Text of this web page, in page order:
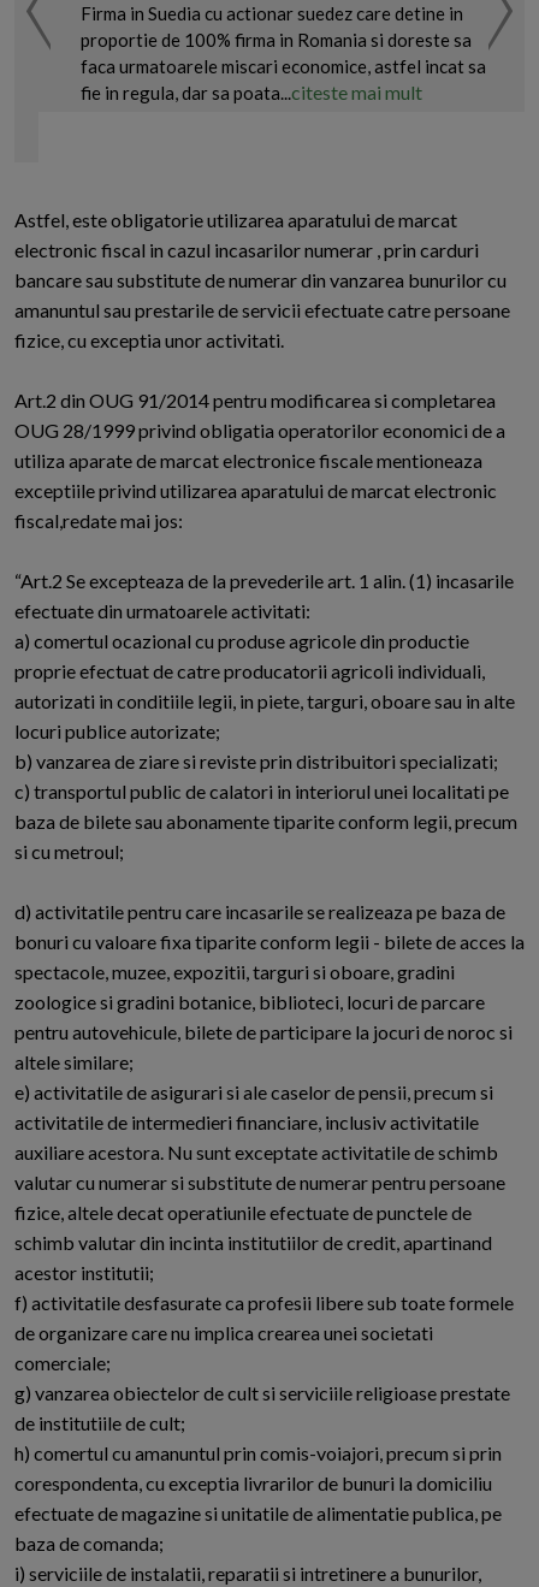
Firma in Suedia cu actionar suedez care detine in
proportie de 100% firma in Romania si doreste sa
faca urmatoarele miscari economice, astfel incat sa
fie in regula, dar sa poata...citeste mai mult
Astfel, este obligatorie utilizarea aparatului de marcat
electronic fiscal in cazul incasarilor numerar , prin carduri
bancare sau substitute de numerar din vanzarea bunurilor cu
amanuntul sau prestarile de servicii efectuate catre persoane
fizice, cu exceptia unor activitati.
Art.2 din OUG 91/2014 pentru modificarea si completarea
OUG 28/1999 privind obligatia operatorilor economici de a
utiliza aparate de marcat electronice fiscale mentioneaza
exceptiile privind utilizarea aparatului de marcat electronic
fiscal,redate mai jos:
“Art.2 Se excepteaza de la prevederile art. 1 alin. (1) incasarile
efectuate din urmatoarele activitati:
a) comertul ocazional cu produse agricole din productie
proprie efectuat de catre producatorii agricoli individuali,
autorizati in conditiile legii, in piete, targuri, oboare sau in alte
locuri publice autorizate;
b) vanzarea de ziare si reviste prin distribuitori specializati;
c) transportul public de calatori in interiorul unei localitati pe
baza de bilete sau abonamente tiparite conform legii, precum
si cu metroul;
d) activitatile pentru care incasarile se realizeaza pe baza de
bonuri cu valoare fixa tiparite conform legii - bilete de acces la
spectacole, muzee, expozitii, targuri si oboare, gradini
zoologice si gradini botanice, biblioteci, locuri de parcare
pentru autovehicule, bilete de participare la jocuri de noroc si
altele similare;
e) activitatile de asigurari si ale caselor de pensii, precum si
activitatile de intermedieri financiare, inclusiv activitatile
auxiliare acestora. Nu sunt exceptate activitatile de schimb
valutar cu numerar si substitute de numerar pentru persoane
fizice, altele decat operatiunile efectuate de punctele de
schimb valutar din incinta institutiilor de credit, apartinand
acestor institutii;
f) activitatile desfasurate ca profesii libere sub toate formele
de organizare care nu implica crearea unei societati
comerciale;
g) vanzarea obiectelor de cult si serviciile religioase prestate
de institutiile de cult;
h) comertul cu amanuntul prin comis-voiajori, precum si prin
corespondenta, cu exceptia livrarilor de bunuri la domiciliu
efectuate de magazine si unitatile de alimentatie publica, pe
baza de comanda;
i) serviciile de instalatii, reparatii si intretinere a bunurilor,